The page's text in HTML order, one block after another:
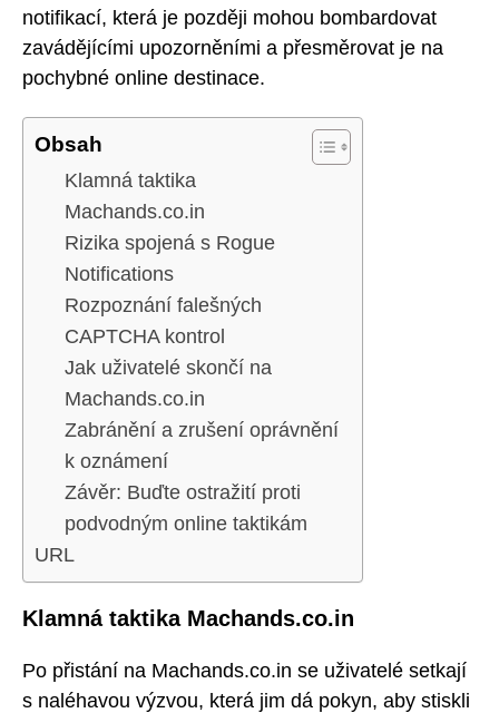
notifikací, která je později mohou bombardovat
zavádějícími upozorněními a přesměrovat je na
pochybné online destinace.
Obsah
Klamná taktika
Machands.co.in
Rizika spojená s Rogue
Notifications
Rozpoznání falešných
CAPTCHA kontrol
Jak uživatelé skončí na
Machands.co.in
Zabránění a zrušení oprávnění
k oznámení
Závěr: Buďte ostražití proti
podvodným online taktikám
URL
Klamná taktika Machands.co.in
Po přistání na Machands.co.in se uživatelé setkají
s naléhavou výzvou, která jim dá pokyn, aby stiskli